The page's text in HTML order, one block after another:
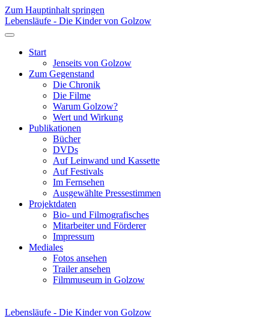
Zum Hauptinhalt springen
Lebensläufe - Die Kinder von Golzow
Start
Jenseits von Golzow
Zum Gegenstand
Die Chronik
Die Filme
Warum Golzow?
Wert und Wirkung
Publikationen
Bücher
DVDs
Auf Leinwand und Kassette
Auf Festivals
Im Fernsehen
Ausgewählte Pressestimmen
Projektdaten
Bio- und Filmografisches
Mitarbeiter und Förderer
Impressum
Mediales
Fotos ansehen
Trailer ansehen
Filmmuseum in Golzow
Lebensläufe - Die Kinder von Golzow